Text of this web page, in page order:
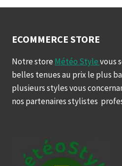
ECOMMERCE STORE
Notre store Météo Stylevous
belles tenues au prix le plus
plusieurs styles vous
nos partenaires stylistes